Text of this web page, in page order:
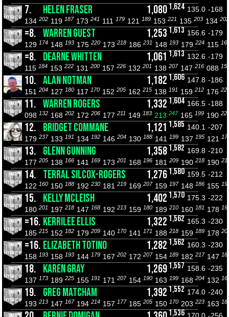
7. HELEN FRASER 1,0801,624 135.0 -168
134 202 119 187 173 241 111 179 121 189 153 221 135 203 134 202
=8. WARREN GUEST 1,253 1,613 156.6 -179
129 174 148 193 175 220 173 218 186 231 148 193 179 224 115
=8. DEARNE WHITTEN 1,061 1,613 132.6 -179
115 184 153 222 131 200 157 226 132 201 138 207 147 216 088
10. ALAN NOTMAN 1,182 1,606 147.8 -186
151 204 127 180 117 170 152 205 162 215 138 191 159 212 176
11. WARREN ROGERS 1,332 1,604 166.5 -188
098 132 168 202 172 206 177 211 149 183 213 247 165 199 190
12. BRIDGET COMMANE 1,121 1,585 140.1 -207
179 237 133 191 134 192 146 204 130 188 141 199 137 195 121
13. GLENN GUNNING 1,3581,582 169.8 -210
177 205 138 166 141 169 173 201 168 196 181 209 190 218 190
14. TERRAL SILCOX-ROGERS 1,2761,580 159.5 -212
122 160 150 188 192 230 181 219 169 207 159 197 148 186 155
15. KELLY MCLEISH 1,402 1,570 175.3 -222
180 201 197 218 147 168 192 213 159 180 189 210 160 181 178
=16. KERRILEE ELLIS 1,322 1,562 165.3 -230
185 215 152 182 179 209 140 170 141 171 188 218 159 189 178
=16. ELIZABETH TOTINO 1,282 1,562 160.3 -230
158 193 158 193 144 179 167 202 172 207 154 189 182 217 147
18. KAREN GRAY 1,2691,557 158.6 -235
137 173 189 225 155 191 171 207 154 190 163 199 168 204 132
19. GREG MATCHAM 1,392 1,552 174.0 -240
193 213 147 167 194 214 157 177 185 205 150 170 203 223 163
1,536